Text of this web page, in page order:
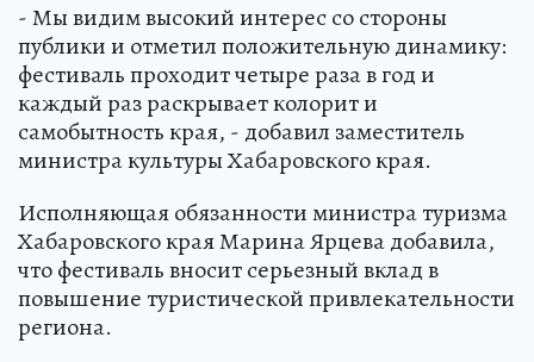
- Мы видим высокий интерес со стороны
публики и отметил положительную динамику:
фестиваль проходит четыре раза в год и
каждый раз раскрывает колорит и
самобытность края, - добавил заместитель
министра культуры Хабаровского края.
Исполняющая обязанности министра туризма
Хабаровского края Марина Ярцева добавила,
что фестиваль вносит серьезный вклад в
повышение туристической привлекательности
региона.